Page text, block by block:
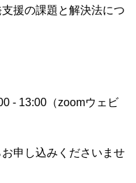
援の課題と解決法につ
- 13:00（zoomウェビ
申し込みくださいませ